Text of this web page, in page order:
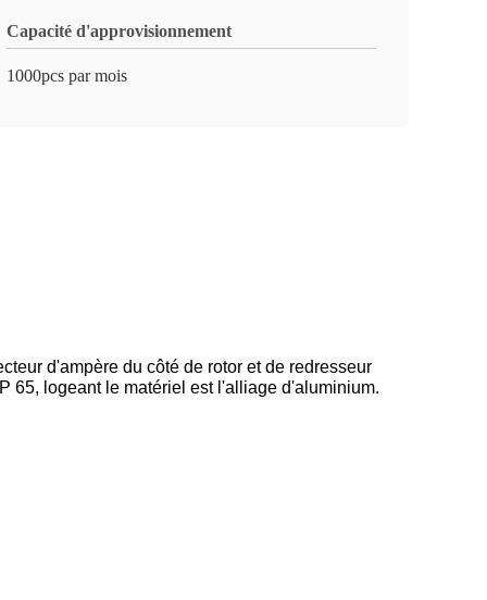
Capacité d'approvisionnement
1000pcs par mois
d'ampère du côté de rotor et de redresseur
65, logeant le matériel est l'alliage d'aluminium.